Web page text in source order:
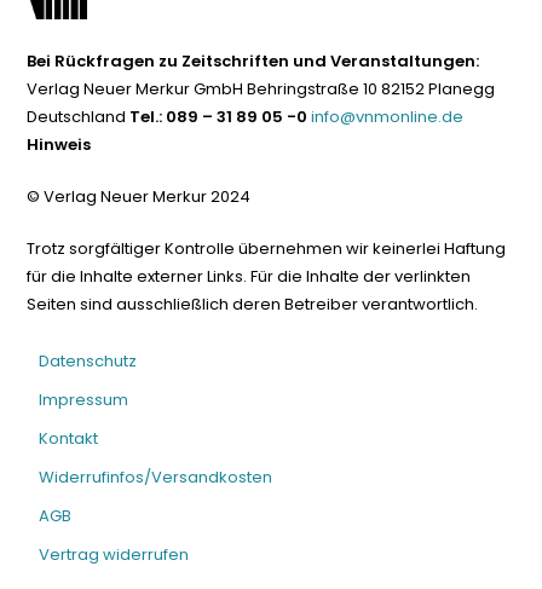
Bei Rückfragen zu Zeitschriften und Veranstaltungen:
Verlag Neuer Merkur GmbH Behringstraße 10 82152 Planegg
Deutschland Tel.: 089 – 31 89 05 -0 info@vnmonline.de
Hinweis
© Verlag Neuer Merkur 2024
Trotz sorgfältiger Kontrolle übernehmen wir keinerlei Haftung
für die Inhalte externer Links. Für die Inhalte der verlinkten
Seiten sind ausschließlich deren Betreiber verantwortlich.
Datenschutz
Impressum
Kontakt
Widerrufinfos/Versandkosten
AGB
Vertrag widerrufen